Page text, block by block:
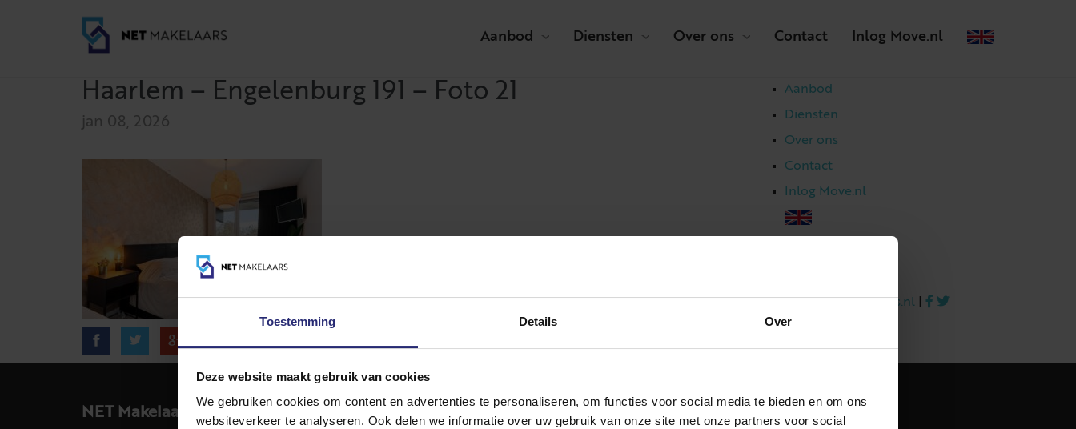
Toestemming Details Over
Deze website maakt gebruik van cookies
We gebruiken cookies om content en advertenties te personaliseren, om functies voor social media te bieden en om ons
websiteverkeer te analyseren. Ook delen we informatie over uw gebruik van onze site met onze partners voor social
Aanbod Diensten Over ons Contact Inlog Move.nl
Haarlem – Engelenburg 191 – Foto 21
jan 08, 2026
Aanbod
Diensten
Over ons
Contact
Inlog Move.nl
info@netmakelaars.nl
NET Makelaars Diensten